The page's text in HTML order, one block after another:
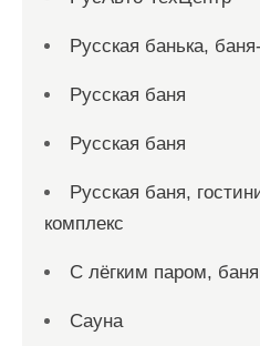
Русская банька,
Русская баня
Русская баня
Русская баня,
комплекс
С лёгким паром,
Сауна